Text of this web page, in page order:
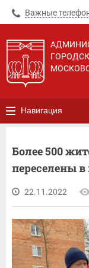
Важные
Навигация
Более 500
переселены
22.11.2022